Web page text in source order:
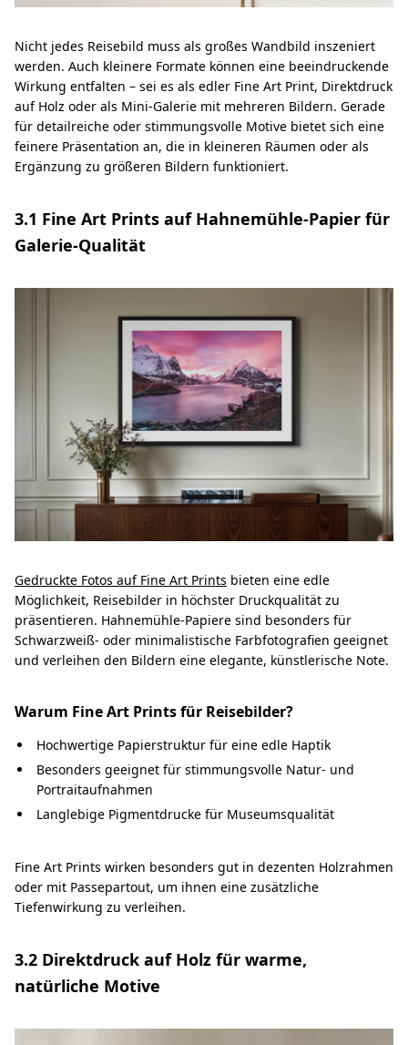
Nicht jedes Reisebild muss als großes Wandbild inszeniert
werden. Auch kleinere Formate können eine beeindruckende
Wirkung entfalten – sei es als edler Fine Art Print, Direktdruck
auf Holz oder als Mini-Galerie mit mehreren Bildern. Gerade
für detailreiche oder stimmungsvolle Motive bietet sich eine
feinere Präsentation an, die in kleineren Räumen oder als
Ergänzung zu größeren Bildern funktioniert.
3.1 Fine Art Prints auf Hahnemühle-Papier für
Galerie-Qualität
Gedruckte Fotos auf Fine Art Prints bieten eine edle
Möglichkeit, Reisebilder in höchster Druckqualität zu
präsentieren. Hahnemühle-Papiere sind besonders für
Schwarzweiß- oder minimalistische Farbfotografien geeignet
und verleihen den Bildern eine elegante, künstlerische Note.
Warum Fine Art Prints für Reisebilder?
Hochwertige Papierstruktur für eine edle Haptik
Besonders geeignet für stimmungsvolle Natur- und
Portraitaufnahmen
Langlebige Pigmentdrucke für Museumsqualität
Fine Art Prints wirken besonders gut in dezenten Holzrahmen
oder mit Passepartout, um ihnen eine zusätzliche
Tiefenwirkung zu verleihen.
3.2 Direktdruck auf Holz für warme,
natürliche Motive